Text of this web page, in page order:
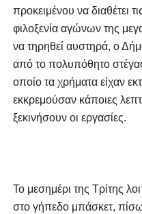
προκειμένου να διαθέτει
φιλοξενία αγώνων της
να τηρηθεί αυστηρά, ο
από το πολυπόθητο
οποίο τα χρήματα είχαν
εκκρεμούσαν κάποιες
ξεκινήσουν οι εργασίες.
Το μεσημέρι της Τρίτης
στο γήπεδο μπάσκετ,